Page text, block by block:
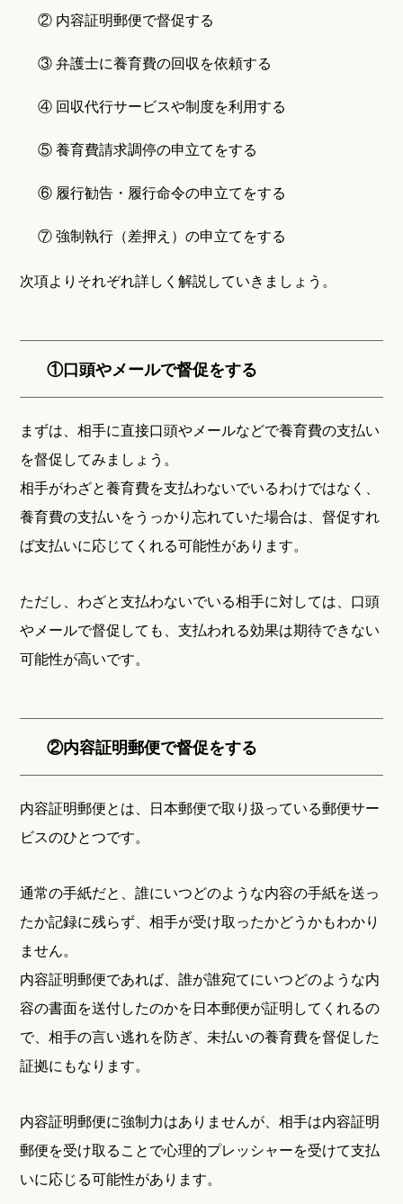
② 内容証明郵便で督促する
③ 弁護士に養育費の回収を依頼する
④ 回収代行サービスや制度を利用する
⑤ 養育費請求調停の申立てをする
⑥ 履行勧告・履行命令の申立てをする
⑦ 強制執行（差押え）の申立てをする
次項よりそれぞれ詳しく解説していきましょう。
①口頭やメールで督促をする
まずは、相手に直接口頭やメールなどで養育費の支払い
を督促してみましょう。
相手がわざと養育費を支払わないでいるわけではなく、
養育費の支払いをうっかり忘れていた場合は、督促すれ
ば支払いに応じてくれる可能性があります。
ただし、わざと支払わないでいる相手に対しては、口頭
やメールで督促しても、支払われる効果は期待できない
可能性が高いです。
②内容証明郵便で督促をする
内容証明郵便とは、日本郵便で取り扱っている郵便サー
ビスのひとつです。
通常の手紙だと、誰にいつどのような内容の手紙を送っ
たか記録に残らず、相手が受け取ったかどうかもわかり
ません。
内容証明郵便であれば、誰が誰宛てにいつどのような内
容の書面を送付したのかを日本郵便が証明してくれるの
で、相手の言い逃れを防ぎ、未払いの養育費を督促した
証拠にもなります。
内容証明郵便に強制力はありませんが、相手は内容証明
郵便を受け取ることで心理的プレッシャーを受けて支払
いに応じる可能性があります。